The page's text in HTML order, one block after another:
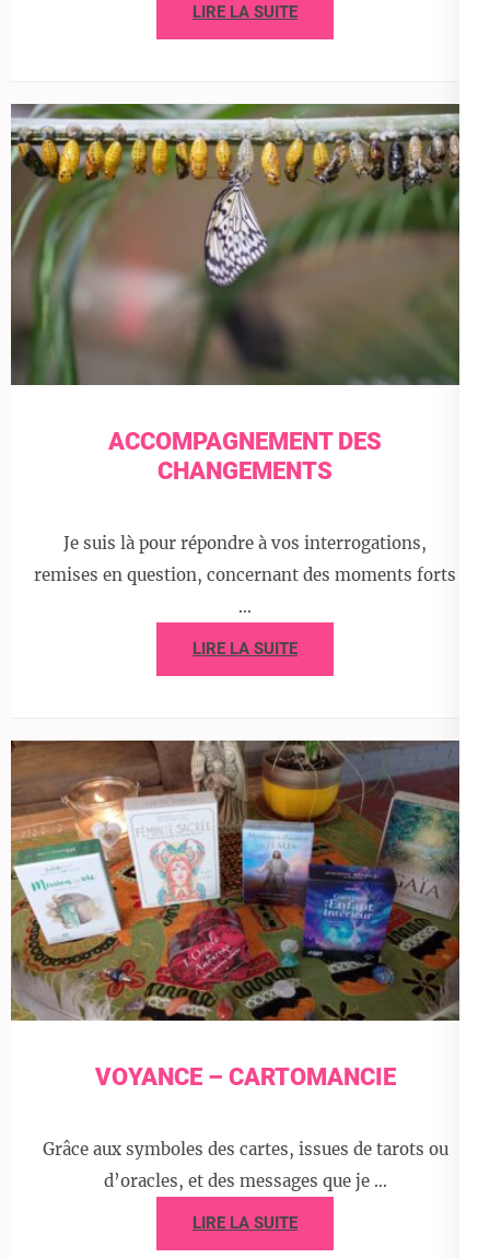
LIRE LA SUITE
ACCOMPAGNEMENT DES
CHANGEMENTS
Je suis là pour répondre à vos interrogations,
remises en question, concernant des moments forts
…
LIRE LA SUITE
VOYANCE – CARTOMANCIE
Grâce aux symboles des cartes, issues de tarots ou
d’oracles, et des messages que je …
LIRE LA SUITE